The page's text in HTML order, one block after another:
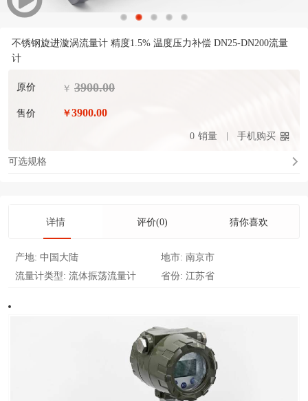
不锈钢旋进漩涡流量计 精度1.5% 温度压力补偿 DN25-DN200流量
计
原价 ￥ 3900.00
售价 ￥3900.00
0 销量 手机购买
可选规格
详情 评价(0) 猜你喜欢
产地: 中国大陆 地市: 南京市
流量计类型: 流体振荡流量计 省份: 江苏省